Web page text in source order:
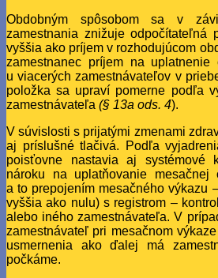
Obdobným spôsobom sa v
zamestnania znižuje odpočítateľná
vyššia ako príjem v rozhodujúcom
zamestnanec príjem na uplatnenie
u viacerých zamestnávateľov v
položka sa upraví pomerne podľa
zamestnávateľa (§ 13a ods. 4).
V súvislosti s prijatými zmenami
aj príslušné tlačivá. Podľa
poisťovne nastavia aj systémové
nároku na uplatňovanie mesačnej
a to prepojením mesačného výkazu
vyššia ako nulu) s registrom –
alebo iného zamestnávateľa. V
zamestnávateľ pri mesačnom
usmernenia ako ďalej má
počkáme.